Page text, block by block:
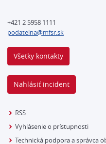
+421 2 5958 1111
podatelna@mfsr.sk
Všetky kontakty
Nahlásiť incident
RSS
Vyhlásenie o prístupnosti
Technická podpora a správca